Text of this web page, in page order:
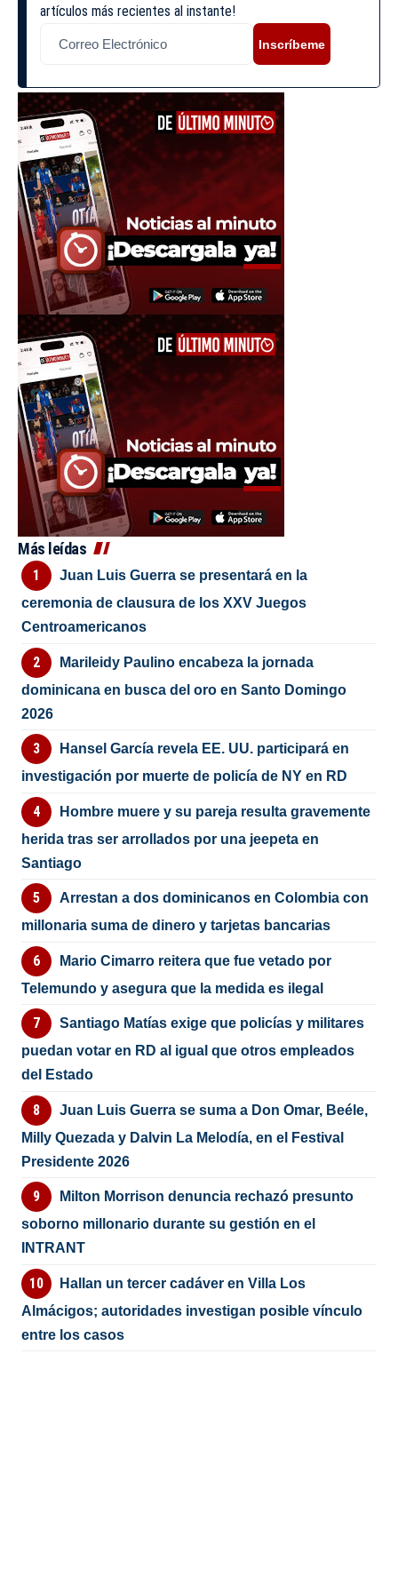
artículos más recientes al instante!
Inscríbeme
Más leídas
Juan Luis Guerra se presentará en la
ceremonia de clausura de los XXV Juegos
Centroamericanos
Marileidy Paulino encabeza la jornada
dominicana en busca del oro en Santo Domingo
2026
Hansel García revela EE. UU. participará en
investigación por muerte de policía de NY en RD
Hombre muere y su pareja resulta gravemente
herida tras ser arrollados por una jeepeta en
Santiago
Arrestan a dos dominicanos en Colombia con
millonaria suma de dinero y tarjetas bancarias
Mario Cimarro reitera que fue vetado por
Telemundo y asegura que la medida es ilegal
Santiago Matías exige que policías y militares
puedan votar en RD al igual que otros empleados
del Estado
Juan Luis Guerra se suma a Don Omar, Beéle,
Milly Quezada y Dalvin La Melodía, en el Festival
Presidente 2026
Milton Morrison denuncia rechazó presunto
soborno millonario durante su gestión en el
INTRANT
Hallan un tercer cadáver en Villa Los
Almácigos; autoridades investigan posible vínculo
entre los casos